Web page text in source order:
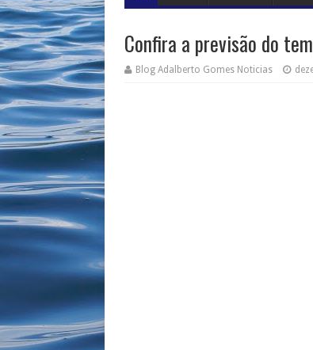
Confira a previsão do
Blog Adalberto Gomes Noticias